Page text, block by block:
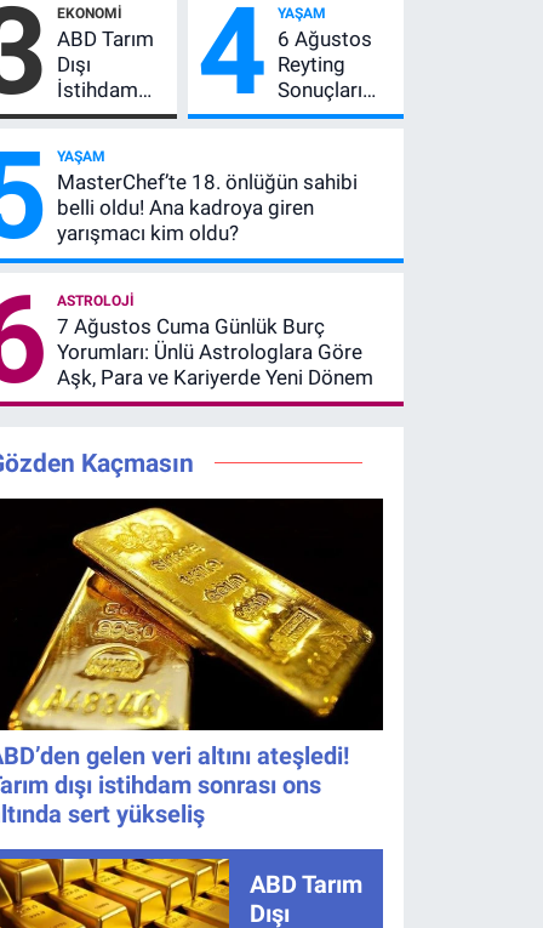
Vlahovic’i
Açıkladı, 5
Yıldız Daha
Listede
TL’lik Çekiliş
EKONOMI
ABD Tarım
Dışı
İstihdam
Verisi Altını
Etkiler? Çok
Basit
Anlatımla
Rehber
4 YAŞAM
6 Ağustos
Reyting
Sonuçları
Açıklandı!
Muhtemel
Aşk,
Geride
YAŞAM
MasterChef’te 18. önlüğün sahibi
belli oldu! Ana kadroya giren
yarışmacı kim oldu?
ASTROLOJI
7 Ağustos Cuma Günlük Burç
Yorumları: Ünlü Astrologlara Göre
Aşk, Para ve Kariyerde Yeni Dönem
Kaçmasın
gelen veri altını ateşledi!
dışı istihdam sonrası ons
sert yükseliş
ABD Tarım
Dışı